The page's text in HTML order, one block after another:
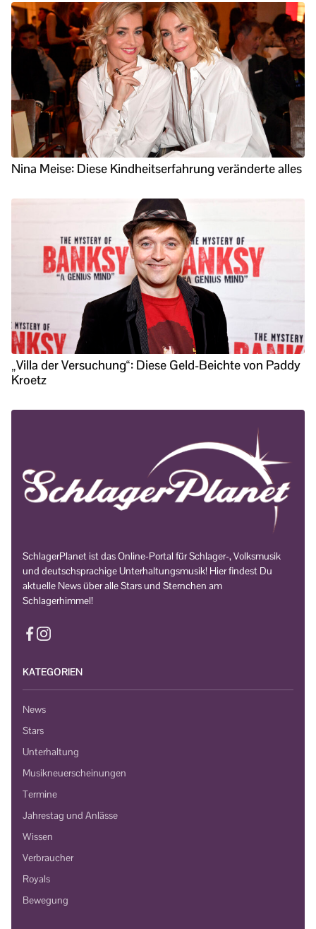
Nina Meise: Diese Kindheitserfahrung veränderte alles
„Villa der Versuchung“: Diese Geld-Beichte von Paddy
Kroetz
SchlagerPlanet ist das Online-Portal für Schlager-, Volksmusik
und deutschsprachige Unterhaltungsmusik! Hier findest Du
aktuelle News über alle Stars und Sternchen am
Schlagerhimmel!
KATEGORIEN
News
Stars
Unterhaltung
Musikneuerscheinungen
Termine
Jahrestag und Anlässe
Wissen
Verbraucher
Royals
Bewegung